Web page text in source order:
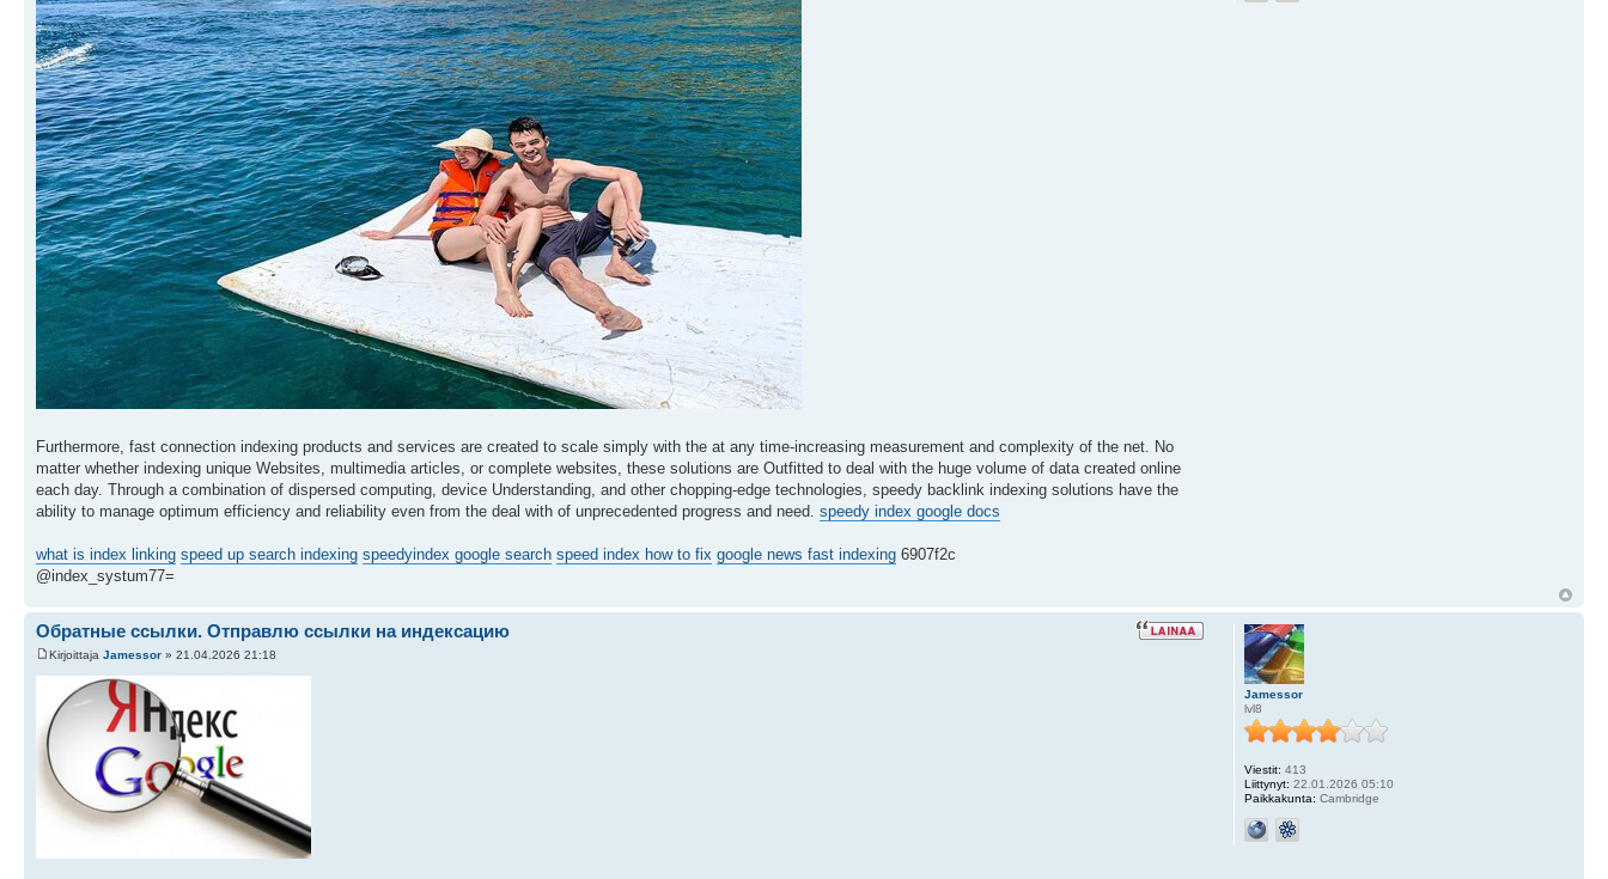
Furthermore, fast connection indexing products and services are created to scale simply with the at any time-increasing measurement and complexity of the net. No
matter whether indexing unique Websites, multimedia articles, or complete websites, these solutions are Outfitted to deal with the huge volume of data created online
each day. Through a combination of dispersed computing, device Understanding, and other chopping-edge technologies, speedy backlink indexing solutions have the
ability to manage optimum efficiency and reliability even from the deal with of unprecedented progress and need. speedy index google docs
what is index linking speed up search indexing speedyindex google search speed index how to fix google news fast indexing 6907f2c
@index_systum77=
Обратные ссылки. Отправлю ссылки на индексацию
Kirjoittaja Jamessor » 21.04.2026 21:18
Jamessor
lvl8
Viestit: 413
Liittynyt: 22.01.2026 05:10
Paikkakunta: Cambridge